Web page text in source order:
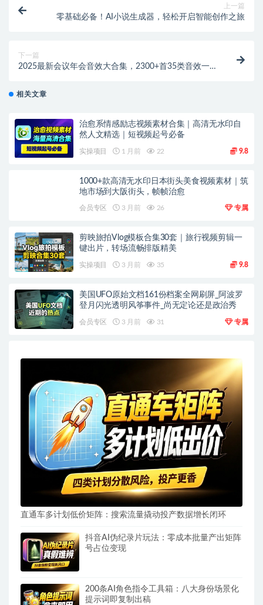
上一篇
零基础必备！AI小说生成器，轻松开启智能创作之旅
下一篇
2025最新会议年会音效大合集，2300+首35类音效一键
相关文章
治愈系情感励志视频素材合集｜高清无水印自
然人文精选｜短视频起号必备
实操项目 1 月前 22 9.8
1000+款高清无水印日本街头美食视频素材｜筑
地市场到大阪街头，帧帧治愈
会员专区 3 月前 26 专属
剪映旅拍Vlog模板合集30套｜旅行视频剪辑一
键出片，转场流畅排版精美
实操项目 3 月前 35 9.8
美国UFO原始文档161份档案全网刷屏_阿波罗
登月闪光透明风筝事件_尚无定论还是政治秀
会员专区 3 月前 31 专属
直通车多计划低价矩阵：搜索流量撬动投产数据增长闭环
抖音AI伪纪录片玩法：零成本批量产出矩阵
号占位变现
200条AI角色指令工具箱：八大身份场景化
提示词即复制出稿